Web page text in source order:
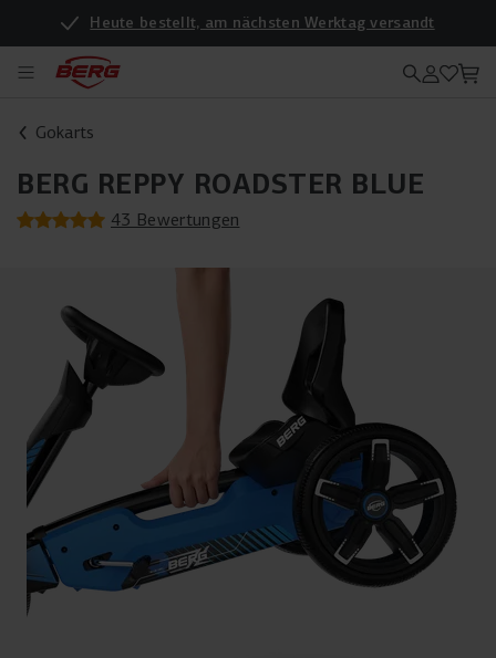
Heute bestellt, am nächsten Werktag versandt
Gokarts
BERG REPPY ROADSTER BLUE
43 Bewertungen